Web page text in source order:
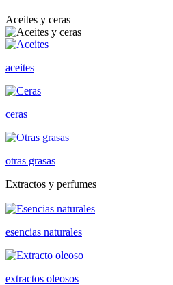
Aceites y ceras
aceites
ceras
otras grasas
Extractos y perfumes
esencias naturales
extractos oleosos